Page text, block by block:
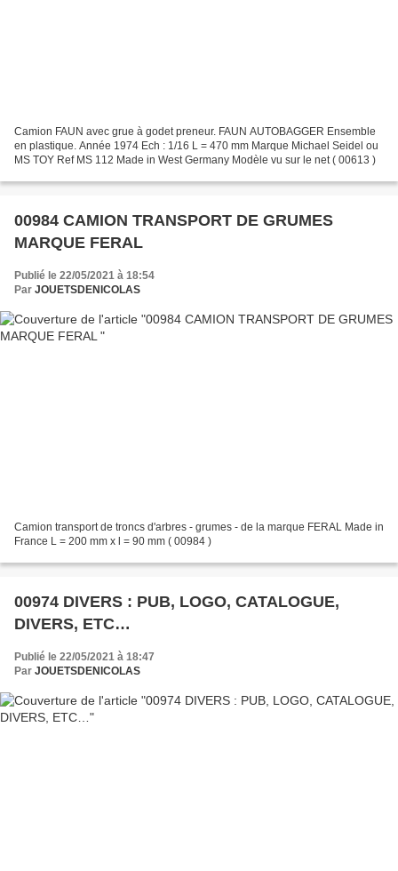
Camion FAUN avec grue à godet preneur. FAUN AUTOBAGGER Ensemble
en plastique. Année 1974 Ech : 1/16 L = 470 mm Marque Michael Seidel ou
MS TOY Ref MS 112 Made in West Germany Modèle vu sur le net ( 00613 )
00984 CAMION TRANSPORT DE GRUMES
MARQUE FERAL
Publié le 22/05/2021 à 18:54
Par JOUETSDENICOLAS
Camion transport de troncs d'arbres - grumes - de la marque FERAL Made in
France L = 200 mm x l = 90 mm ( 00984 )
00974 DIVERS : PUB, LOGO, CATALOGUE,
DIVERS, ETC…
Publié le 22/05/2021 à 18:47
Par JOUETSDENICOLAS